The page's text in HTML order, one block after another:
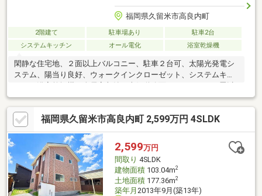
福岡県久留米市高良内町
2階建て 駐車場あり
駐車2台
システムキッチン
オール電化 浴室乾燥機
閑静な住宅地、２面以上バルコニー、駐車２台可、太陽光発電シ
ステム、陽当り良好、ウォークインクローゼット、システムキッ
上、角地、対面式キッチン、トイレ２ヶ所、２階建、温水洗浄便
座、南庭、床下収納、浴室に窓、ＴＶモニタ付インターホン、緑
豊かな住宅地、通風良好、南西向き、パントリー（食器・食品の
収納庫）、ＩＨクッキングヒーター、リビング階段、食器洗乾燥
機、オール電化☆まずはお問い合わせください！ 株式会社リン
クス ０９２－４０８－２５５２
福岡県久留米市高良内町 2,599万円 4SLDK
2,599万円
間取り 4SLDK
建物面積103.04m2
土地面積177.36m2
築年月 2013年9月(築13年)